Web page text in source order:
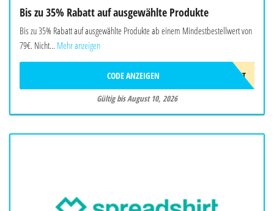
Bis zu 35% Rabatt auf ausgewählte Produkte
Bis zu 35% Rabatt auf ausgewählte Produkte ab einem Mindestbestellwert von
79€. Nicht... Mehr anzeigen
LAST
CODE ANZEIGEN
Gültig bis August 10, 2026